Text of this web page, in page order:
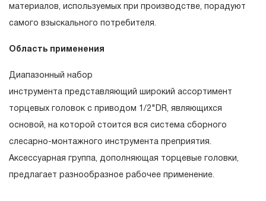
материалов, используемых при производстве, порадуют
самого взыскального потребителя.
Область применения
Диапазонный набор
инструмента представляющий широкий ассортимент
торцевых головок с приводом 1/2"DR, являющихся
основой, на которой стоится вся система сборного
слесарно-монтажного инструмента преприятия.
Аксессуарная группа, дополняющая торцевые головки,
предлагает разнообразное рабочее применение.
гарантийных обязательств в течение всего периода
эксплуатации изделия, а также замена или ремонт
установлено, что производитель использовал при
изготовлении изделия некачественные материалы или
нарушал технологию в процессе его производства.
1.2 «ПОЖИЗНЕННАЯ ГАРАНТИЯ» предоставляется
при условии соблюдения покупателем (потребителем)
правил эксплуатации, обслуживания, транспортировки
и хранения, применяемых для ручного слесарно-
55090 Шарнир карданный 1/2"DR
Вороток Т-образный 1/2"DR, 250 мм
55096 Вороток шарнирный 1/2”DR, 375 мм
Пластиковый кейс